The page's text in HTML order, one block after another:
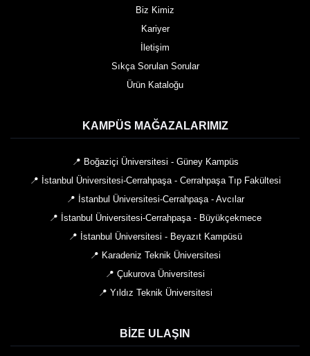
Biz Kimiz
Kariyer
İletişim
Sıkça Sorulan Sorular
Ürün Kataloğu
KAMPÜS MAĞAZALARIMIZ
📍 Boğaziçi Üniversitesi - Güney Kampüs
📍 İstanbul Üniversitesi-Cerrahpaşa - Cerrahpaşa Tıp Fakültesi
📍 İstanbul Üniversitesi-Cerrahpaşa - Avcılar
📍 İstanbul Üniversitesi-Cerrahpaşa - Büyükçekmece
📍 İstanbul Üniversitesi - Beyazıt Kampüsü
📍 Karadeniz Teknik Üniversitesi
📍 Çukurova Üniversitesi
📍 Yıldız Teknik Üniversitesi
BIZE ULAŞIN